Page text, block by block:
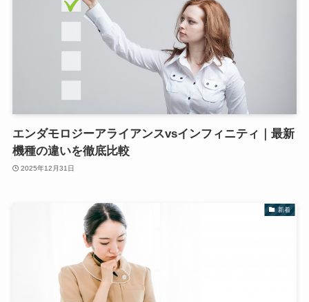
エンダモロジーアライアンスvsインフィニティ｜最新
機種の違いを徹底比較
2025年12月31日
新着